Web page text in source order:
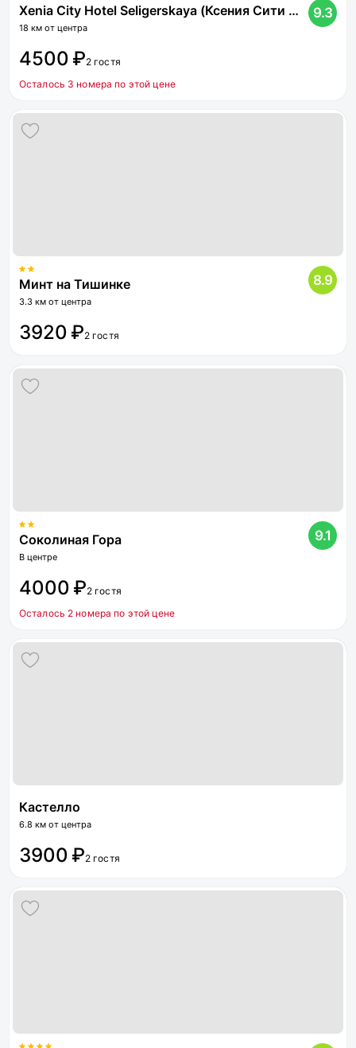
Xenia City Hotel Seligerskaya (Ксения Сити Отель Селигерская)
18 км от центра
9.3
4500 ₽2 гостя
Осталось 3 номера по этой цене
Минт на Тишинке
3.3 км от центра
8.9
3920 ₽2 гостя
Соколиная Гора
В центре
9.1
4000 ₽2 гостя
Осталось 2 номера по этой цене
Кастелло
6.8 км от центра
3900 ₽2 гостя